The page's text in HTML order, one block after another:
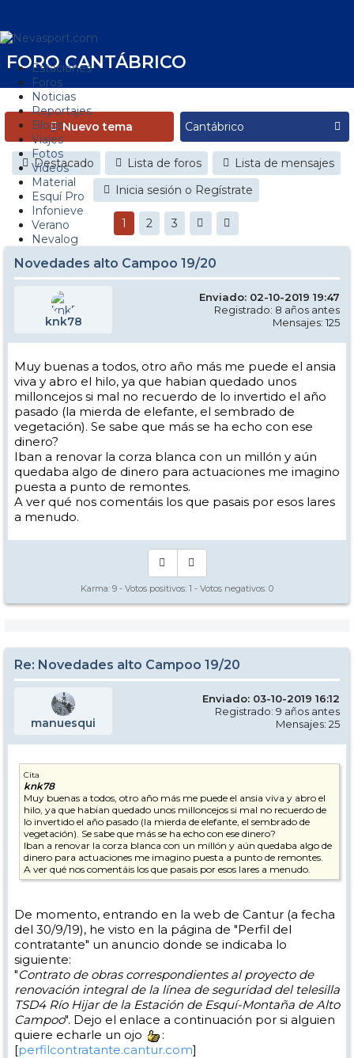
Estaciones
Foros
Noticias
Reportajes
Blogs
Viajes
Fotos
Videos
Material
Esquí Pro
Infonieve
Verano
Nevalog
FORO CANTÁBRICO
Nuevo tema
Destacado Lista de foros
Lista de mensajes
Inicia sesión o Regístrate
1 2 3
Novedades alto Campoo 19/20
knk78
Enviado: 02-10-2019 19:47
Registrado: 8 años antes
Mensajes: 125
Muy buenas a todos, otro año más me puede el ansia
viva y abro el hilo, ya que habian quedado unos
milloncejos si mal no recuerdo de lo invertido el año
pasado (la mierda de elefante, el sembrado de
vegetación). Se sabe que más se ha echo con ese
dinero?
Iban a renovar la corza blanca con un millón y aún
quedaba algo de dinero para actuaciones me imagino
puesta a punto de remontes.
A ver qué nos comentáis los que pasais por esos lares
a menudo.
Karma: 9 - Votos positivos: 1 - Votos negativos: 0
Re: Novedades alto Campoo 19/20
manuesqui
Enviado: 03-10-2019 16:12
Registrado: 9 años antes
Mensajes: 25
Cita
knk78
Muy buenas a todos, otro año más me puede el ansia viva y abro el
hilo, ya que habian quedado unos milloncejos si mal no recuerdo de
lo invertido el año pasado (la mierda de elefante, el sembrado de
vegetación). Se sabe que más se ha echo con ese dinero?
Iban a renovar la corza blanca con un millón y aún quedaba algo de
dinero para actuaciones me imagino puesta a punto de remontes.
A ver qué nos comentáis los que pasais por esos lares a menudo.
De momento, entrando en la web de Cantur (a fecha
del 30/9/19), he visto en la página de "Perfil del
contratante" un anuncio donde se indicaba lo
siguiente:
"Contrato de obras correspondientes al proyecto de
renovación integral de la línea de seguridad del telesilla
TSD4 Río Hijar de la Estación de Esquí-Montaña de Alto
Campoo". Dejo el enlace a continuación por si alguien
quiere echarle un ojo
:
[perfilcontratante.cantur.com]